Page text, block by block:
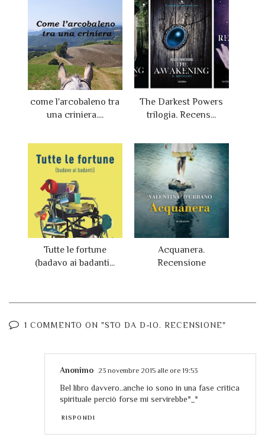
come l'arcobaleno tra
una criniera....
The Darkest Powers
trilogia. Recens...
Tutte le fortune
(badavo ai badanti...
Acquanera.
Recensione
1 COMMENTO ON "STO DA D-IO. RECENSIONE"
Anonimo 23 novembre 2015 alle ore 19:53
Bel libro davvero..anche io sono in una fase critica
spirituale perciò forse mi servirebbe*_*
RISPONDI